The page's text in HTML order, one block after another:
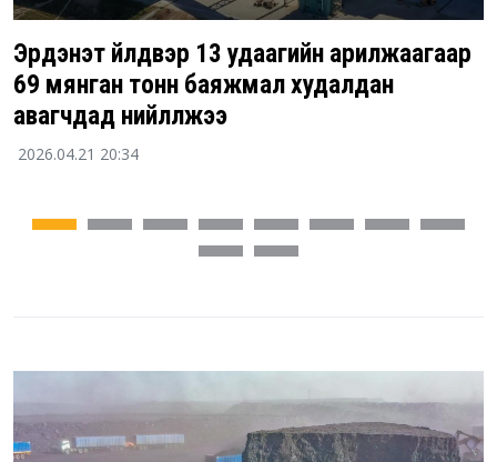
Эрдэнэт үйлдвэр 13 удаагийн арилжаагаар
69 мянган тонн баяжмал худалдан
авагчдад нийлүүлжээ
2026.04.21 20:34